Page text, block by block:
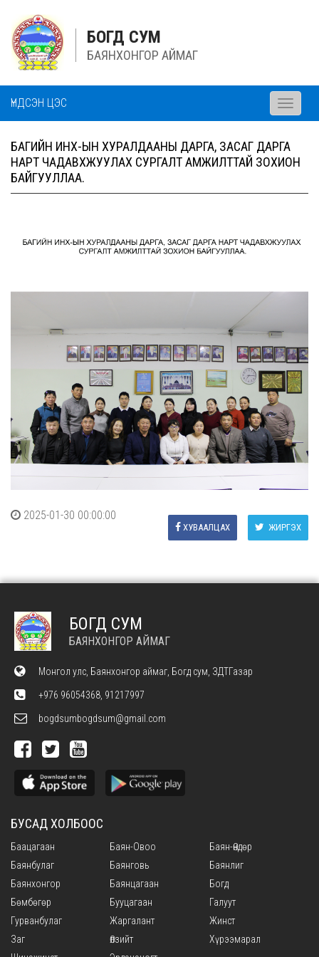
БОГД СУМ
БАЯНХОНГОР АЙМАГ
ҮНДСЭН ЦЭС
Toggle
БАГИЙН ИНХ-ЫН ХУРАЛДААНЫ ДАРГА, ЗАСАГ ДАРГА
НАРТ ЧАДАВХЖУУЛАХ СУРГАЛТ АМЖИЛТТАЙ ЗОХИОН
БАЙГУУЛЛАА.
2025-01-30 00:00:00
ЖИРГЭХ
ХУВААЛЦАХ
БОГД СУМ
БАЯНХОНГОР АЙМАГ
Монгол улс, Баянхонгор аймаг, Богд сум, ЗДТГазар
+976 96054368, 91217997
bogdsumbogdsum@gmail.com
БУСАД ХОЛБООС
Баацагаан Баян-Овоо
Баян-Өндөр
Баянбулаг
Баянговь
Баянлиг
Баянхонгор
Баянцагаан
Богд
Бөмбөгөр
Бууцагаан
Галуут
Гурванбулаг
Жаргалант
Жинст
Заг
Өлзийт
Хүрээмарал